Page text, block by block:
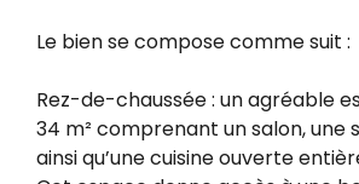
Le bien se compose comme suit :
Rez-de-chaussée : un agréable
34 m² comprenant un salon, une
ainsi qu’une cuisine ouverte